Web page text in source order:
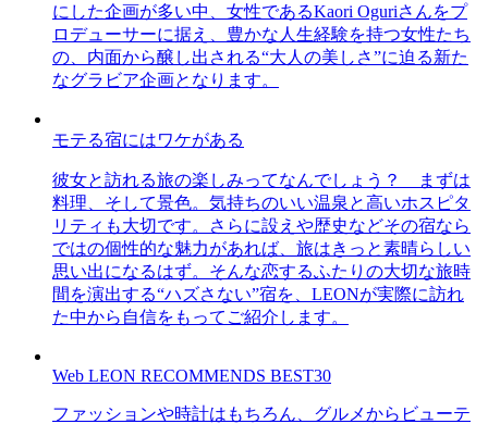
にした企画が多い中、女性であるKaori Oguriさんをプ
ロデューサーに据え、豊かな人生経験を持つ女性たち
の、内面から醸し出される“大人の美しさ”に迫る新た
なグラビア企画となります。
モテる宿にはワケがある
彼女と訪れる旅の楽しみってなんでしょう？ まずは
料理、そして景色。気持ちのいい温泉と高いホスピタ
リティも大切です。さらに設えや歴史などその宿なら
ではの個性的な魅力があれば、旅はきっと素晴らしい
思い出になるはず。そんな恋するふたりの大切な旅時
間を演出する“ハズさない”宿を、LEONが実際に訪れ
た中から自信をもってご紹介します。
Web LEON RECOMMENDS BEST30
ファッションや時計はもちろん、グルメからビューテ